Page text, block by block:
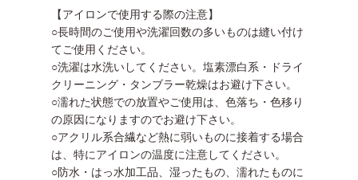
【アイロンで使用する際の注意】
○長時間のご使用や洗濯回数の多いものは縫い付け
てご使用ください。
○洗濯は水洗いしてください。塩素漂白系・ドライ
クリーニング・タンブラー乾燥はお避け下さい。
○濡れた状態での放置やご使用は、色落ち・色移り
の原因になりますのでお避け下さい。
○アクリル系合繊など熱に弱いものに接着する場合
は、特にアイロンの温度に注意してください。
○防水・はっ水加工品、湿ったもの、濡れたものに